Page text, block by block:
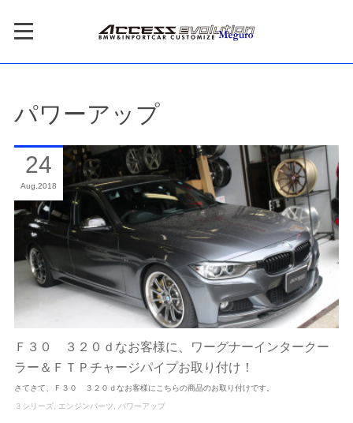
パワーアップ
Ｆ３０ ３２０ｄなお客様に、ワーグナーインタークー
ラー＆ＦＴＰチャージパイプお取り付け！
さてさて、Ｆ３０ ３２０ｄなお客様にこちらの商品のお取り付けです。
24
Aug 2018
３シリーズ エンジンパーツ パワーアップ